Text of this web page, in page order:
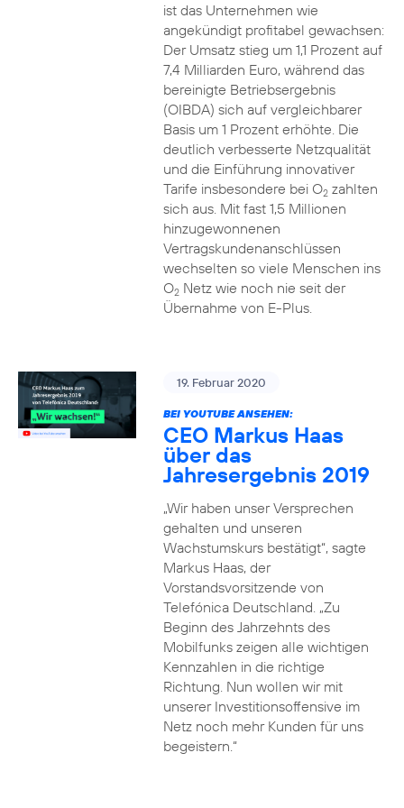
ist das Unternehmen wie
angekündigt profitabel gewachsen:
Der Umsatz stieg um 1,1 Prozent auf
7,4 Milliarden Euro, während das
bereinigte Betriebsergebnis
(OIBDA) sich auf vergleichbarer
Basis um 1 Prozent erhöhte. Die
deutlich verbesserte Netzqualität
und die Einführung innovativer
Tarife insbesondere bei O2zahlten
sich aus. Mit fast 1,5 Millionen
hinzugewonnenen
Vertragskundenanschlüssen
wechselten so viele Menschen ins
O2Netz wie noch nie seit der
Übernahme von E-Plus.
19. Februar 2020
BEI YOUTUBE ANSEHEN:
CEO Markus Haas
über das
Jahresergebnis 2019
„Wir haben unser Versprechen
gehalten und unseren
Wachstumskurs bestätigt“, sagte
Markus Haas, der
Vorstandsvorsitzende von
Telefónica Deutschland. „Zu
Beginn des Jahrzehnts des
Mobilfunks zeigen alle wichtigen
Kennzahlen in die richtige
Richtung. Nun wollen wir mit
unserer Investitionsoffensive im
Netz noch mehr Kunden für uns
begeistern.“